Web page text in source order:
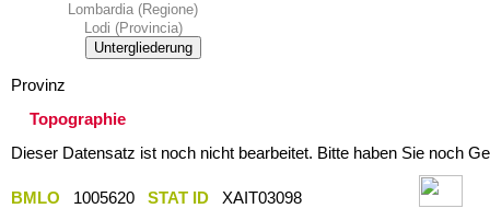
Lombardia (Regione)
Lodi (Provincia)
Untergliederung
Provinz
Topographie
Dieser Datensatz ist noch nicht bearbeitet. Bitte haben Sie noch
BMLO 1005620 STAT ID
XAIT03098